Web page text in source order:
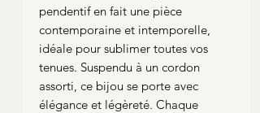
pendentif en fait une pièce
contemporaine et intemporelle,
idéale pour sublimer toutes vos
tenues. Suspendu à un cordon
assorti, ce bijou se porte avec
élégance et légèreté. Chaque